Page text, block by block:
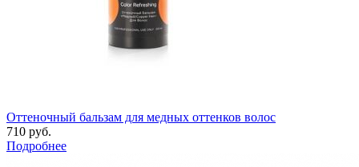
Оттеночный бальзам для медных оттенков волос
710 руб.
Подробнее